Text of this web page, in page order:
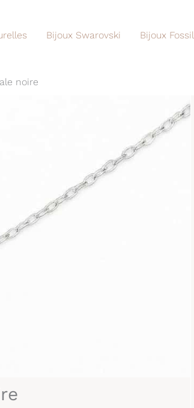
Bijoux Swarovski Bijoux Fossil
noire